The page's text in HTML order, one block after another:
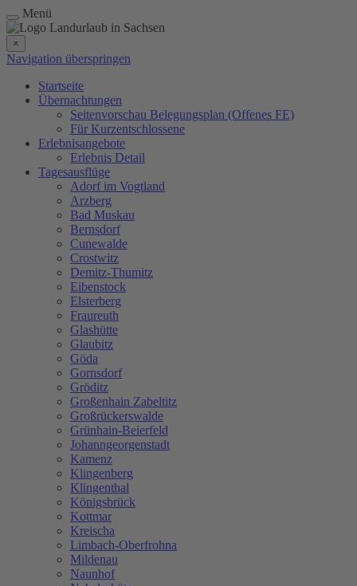
Menü
×
Navigation überspringen
Startseite
Übernachtungen
Seitenvorschau Belegungsplan (Offenes FE)
Für Kurzentschlossene
Erlebnisangebote
Erlebnis Detail
Tagesausflüge
Adorf im Vogtland
Arzberg
Bad Muskau
Bernsdorf
Cunewalde
Crostwitz
Demitz-Thumitz
Eibenstock
Elsterberg
Fraureuth
Glashütte
Glaubitz
Göda
Gornsdorf
Gröditz
Großenhain Zabeltitz
Großrückerswalde
Grünhain-Beierfeld
Johanngeorgenstadt
Kamenz
Klingenberg
Klingenthal
Königsbrück
Kottmar
Kreischa
Limbach-Oberfrohna
Mildenau
Naunhof